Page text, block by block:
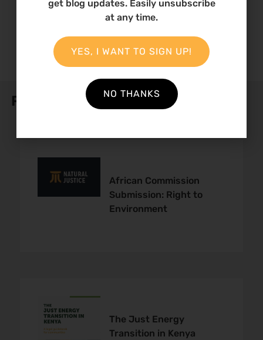
DOWNLOAD ENGLISH
DOWNLOAD PORTUGUESE
Related Publications
African Commission
Submission: Right to
Environment
The Just Energy
Transition in Kenya
get blog updates. Easily unsubscribe
at any time.
YES, I WANT TO SIGN UP!
NO THANKS